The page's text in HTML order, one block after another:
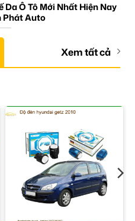
Da Ô Tô Mới Nhất Hiện Nay
Phát Auto
Xem tất cả